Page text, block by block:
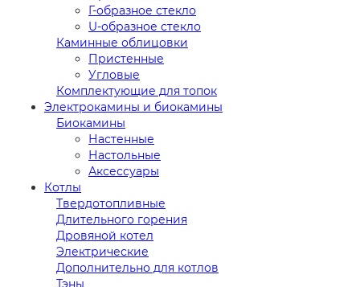
Г-образное стекло
U-образное стекло
Каминные облицовки
Пристенные
Угловые
Комплектующие для топок
Электрокамины и биокамины
Биокамины
Настенные
Настольные
Аксессуары
Котлы
Твердотопливные
Длительного горения
Дровяной котел
Электрические
Дополнительно для котлов
Тэны